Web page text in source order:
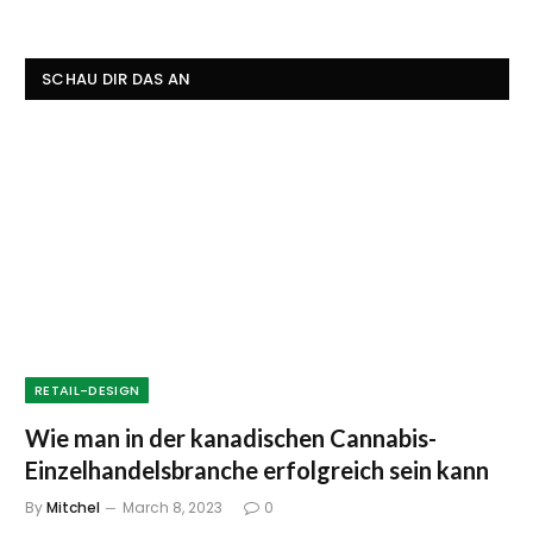
SCHAU DIR DAS AN
RETAIL-DESIGN
Wie man in der kanadischen Cannabis-
Einzelhandelsbranche erfolgreich sein kann
ByMitchel March 8, 2023 0